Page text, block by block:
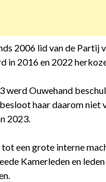
2006 lid van de Partij
in 2016 en 2022
werd Ouwehand
haar daarom
2023.
een grote interne
Kamerleden en